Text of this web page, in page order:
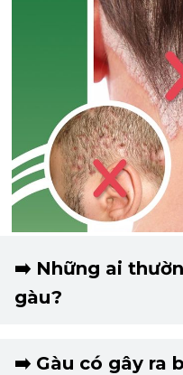
➡️ Gàu có gây ra
➡️ Những ai
gàu?